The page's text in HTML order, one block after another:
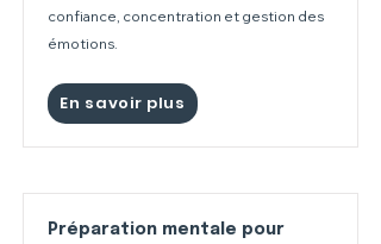
confiance, concentration et gestion des
émotions.
En savoir plus
Préparation mentale pour